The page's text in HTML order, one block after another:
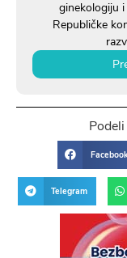
ginekologiju i
Republičke
Telegram